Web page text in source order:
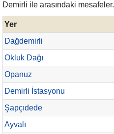
Demirli ile arasındaki mesafeler.
Yer
Dağdemirli
Okluk Dağı
Opanuz
Demirli İstasyonu
Şapçıdede
Ayvalı